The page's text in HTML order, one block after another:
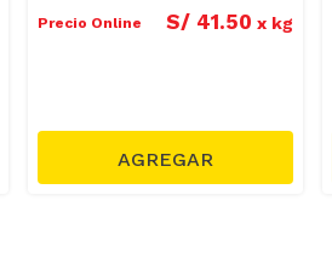
Precio Online S/ 41.50 x kg